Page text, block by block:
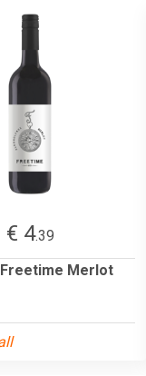
€ 4.39
Merlot